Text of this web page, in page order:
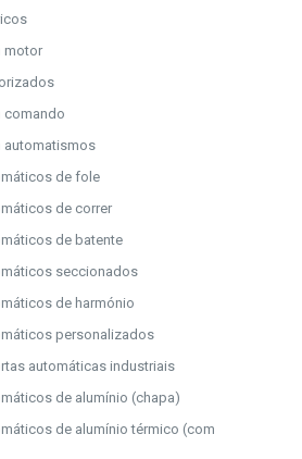
motor
comando
automatismos
de fole
de correr
de batente
seccionados
de harmónio
personalizados
automáticas industriais
de alumínio (chapa)
de alumínio térmico (com